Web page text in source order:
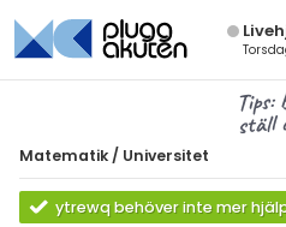
Matematik / Universitet
ytrewq behöver inte mer
Alla trådar